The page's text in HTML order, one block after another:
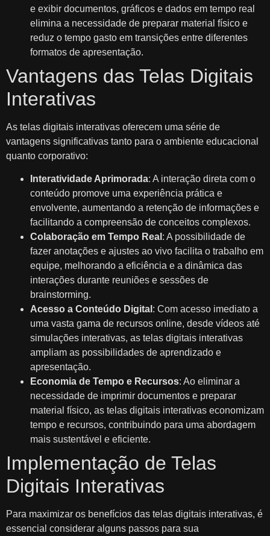
e exibir documentos, gráficos e dados em tempo real
elimina a necessidade de preparar material físico e
reduz o tempo gasto em transições entre diferentes
formatos de apresentação.
Vantagens das Telas Digitais
Interativas
As telas digitais interativas oferecem uma série de
vantagens significativas tanto para o ambiente educacional
quanto corporativo:
Interatividade Aprimorada: A interação direta com o
conteúdo promove uma experiência prática e
envolvente, aumentando a retenção de informações e
facilitando a compreensão de conceitos complexos.
Colaboração em Tempo Real : A possibilidade de
fazer anotações e ajustes ao vivo facilita o trabalho em
equipe, melhorando a eficiência e a dinâmica das
interações durante reuniões e sessões de
brainstorming.
Acesso a Conteúdo Digital : Com acesso imediato a
uma vasta gama de recursos online, desde vídeos até
simulações interativas, as telas digitais interativas
ampliam as possibilidades de aprendizado e
apresentação.
Economia de Tempo e Recursos: Ao eliminar a
necessidade de imprimir documentos e preparar
material físico, as telas digitais interativas economizam
tempo e recursos, contribuindo para uma abordagem
mais sustentável e eficiente.
Implementação de Telas
Digitais Interativas
Para maximizar os benefícios das telas digitais interativas, é
essencial considerar alguns passos para sua